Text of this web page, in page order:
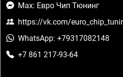
Max: Евро Чип Тюнинг
https://vk.com/
WhatsApp: +79317082148
+7 861 217-93-64